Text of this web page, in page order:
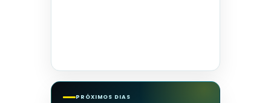
PRÓXIMOS DIAS